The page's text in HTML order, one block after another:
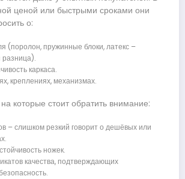
ценой или быстрыми сроками они
о:
(поролон, пружинные блоки, латекс –
разница).
каркаса.
креплениях, механизмах.
которые стоит обратить внимание:
– слишком резкий говорит о дешёвых или
ножек.
качества, подтверждающих